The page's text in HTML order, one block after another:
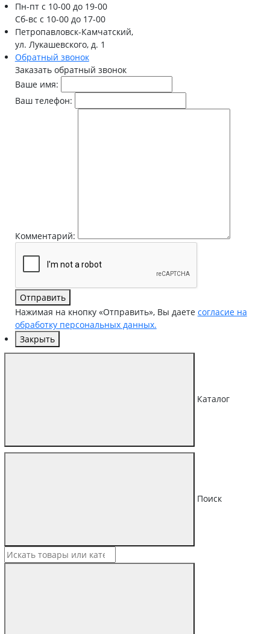
Пн-птс 10-00 до 19-00
Сб-вс с 10-00 до 17-00
Петропавловск-Камчатский,
ул. Лукашевского, д. 1
Обратный звонок
Заказать обратный звонок
Ваше имя:
Ваш телефон:
Комментарий:
Отправить
Нажимая на кнопку «Отправить», Вы даете согласие на
обработку персональных данных.
Закрыть
Каталог
Поиск